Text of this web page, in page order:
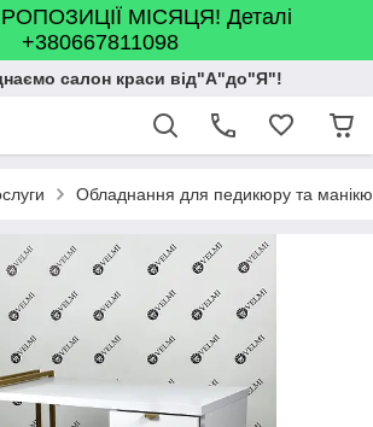
МІСЯЦЯ! Деталі
+380667811098
салон краси від"А"до"Я"!
Обладнання для педикюру та